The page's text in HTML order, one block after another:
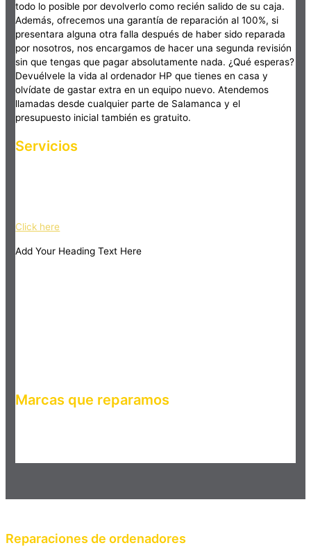
todo lo posible por devolverlo como recién salido de su caja.
Además, ofrecemos una garantía de reparación al 100%, si
presentara alguna otra falla después de haber sido reparada
por nosotros, nos encargamos de hacer una segunda revisión
sin que tengas que pagar absolutamente nada. ¿Qué esperas?
Devuélvele la vida al ordenador HP que tienes en casa y
olvídate de gastar extra en un equipo nuevo. Atendemos
llamadas desde cualquier parte de Salamanca y el
presupuesto inicial también es gratuito.
Servicios
Click here
Add Your Heading Text Here
Marcas que reparamos
Reparaciones de ordenadores